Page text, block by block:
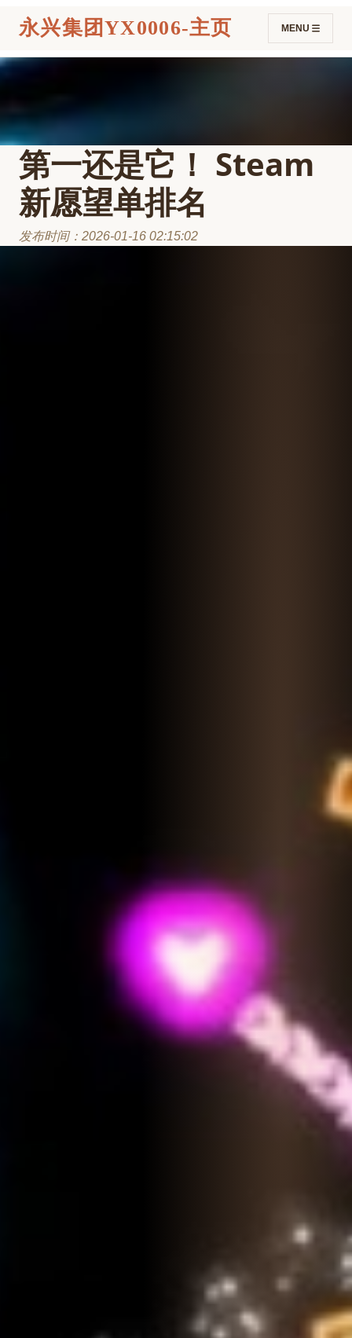
永兴集团YX0006-主页 MENU
第一还是它！ Steam
新愿望单排名
发布时间：2026-01-16 02:15:02